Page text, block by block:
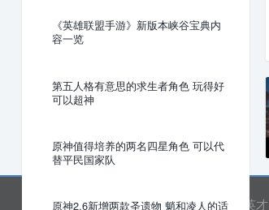
《英雄联盟手游》新版本峡谷宝典内
容一览
第五人格有意思的求生者角色 玩得好
可以超神
原神值得培养的两名四星角色 可以代
替平民国家队
原神2.6新增两款圣遗物 魈和凌人的适
网站首页 关于我们 诚聘英才